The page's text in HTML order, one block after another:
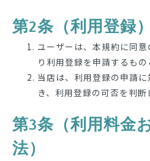
第2条（利用登録）
ユーザーは、本規約に同
り利用登録を申請するもの
当店は、利用登録の申請
き、利用登録の可否を判断
第3条（利用料金
法）